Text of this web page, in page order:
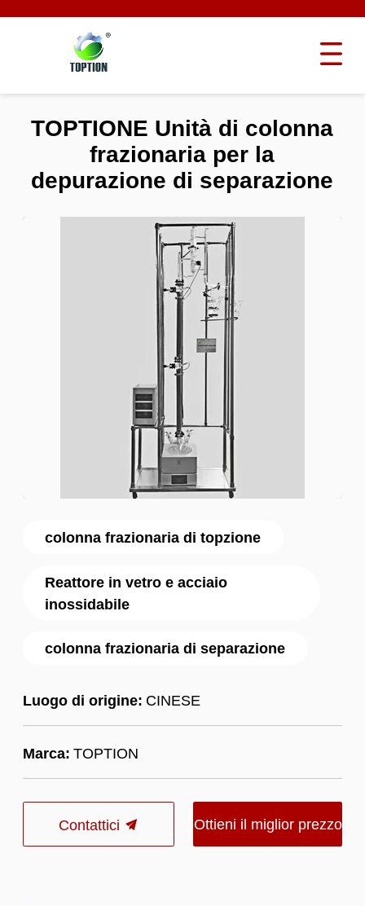
colonna frazionaria di topzione
Reattore in vetro e acciaio
inossidabile
colonna frazionaria di separazione
Luogo di origine: CINESE
Marca: TOPTION
Contattici Ottieni il miglior prezzo
TOPTIONE Unità di colonna
frazionaria per la
depurazione di separazione